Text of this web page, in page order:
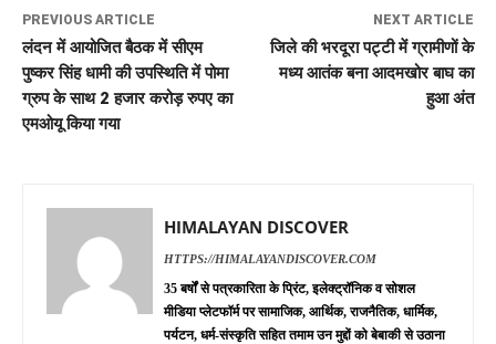
PREVIOUS ARTICLE
लंदन में आयोजित बैठक में सीएम
पुष्कर सिंह धामी की उपस्थिति में पोमा
ग्रुप के साथ 2 हजार करोड़ रुपए का
एमओयू किया गया
NEXT ARTICLE
जिले की भरदूरा पट्टी में ग्रामीणों के
मध्य आतंक बना आदमखोर बाघ का
हुआ अंत
HIMALAYAN DISCOVER
HTTPS://HIMALAYANDISCOVER.COM
35 बर्षों से पत्रकारिता के प्रिंट, इलेक्ट्रॉनिक व सोशल
मीडिया प्लेटफॉर्म पर सामाजिक, आर्थिक, राजनैतिक, धार्मिक,
पर्यटन, धर्म-संस्कृति सहित तमाम उन मुद्दों को बेबाकी से उठाना